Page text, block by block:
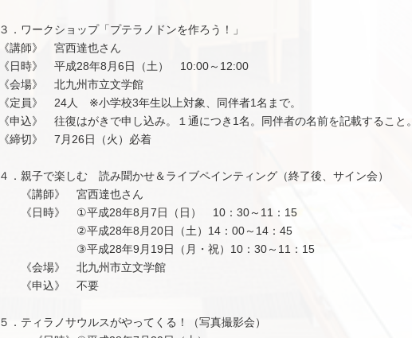
３．ワークショップ「プテラノドンを作ろう！」
《講師》 宮西達也さん
《日時》 平成28年8月6日（土） 10:00～12:00
《会場》 北九州市立文学館
《定員》 24人 ※小学校3年生以上対象、同伴者1名まで。
《申込》 往復はがきで申し込み。１通につき1名。同伴者の名前を記載すること。
《締切》 7月26日（火）必着
４．親子で楽しむ 読み聞かせ＆ライブペインティング（終了後、サイン会）
《講師》 宮西達也さん
《日時》 ①平成28年8月7日（日） 10：30～11：15
②平成28年8月20日（土）14：00～14：45
③平成28年9月19日（月・祝）10：30～11：15
《会場》 北九州市立文学館
《申込》 不要
５．ティラノサウルスがやってくる！（写真撮影会）